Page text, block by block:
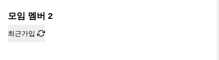
모임 멤버 2
최근가입